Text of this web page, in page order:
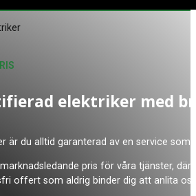
elektriker med
är du alltid garanterad av en service
pris för våra tjänster,
offert som aldrig binder dig att anlita